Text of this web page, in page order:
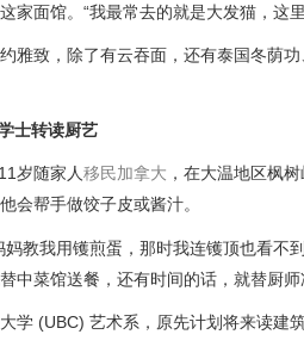
家面馆。“我最常去的就是大发猫，这
雅致，除了有云吞面，还有泰国冬荫
士转读厨艺
岁随家人移民加拿大 ，在大温地区枫
会帮手做饺子皮或酱汁。
妈教我用镬煎蛋，那时我连镬顶也看不
中菜馆送餐，还有时间的话，就替厨师
大学 (UBC) 艺术系，原先计划将来读建